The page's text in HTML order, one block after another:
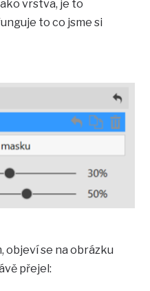
vrstva, je to
to co jsme si
objeví se na obrázku
přejel: